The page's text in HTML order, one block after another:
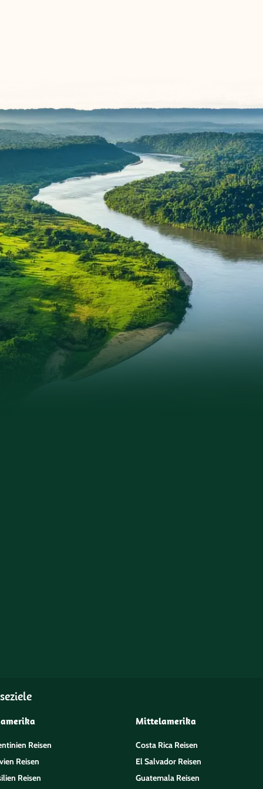
Reisen
Reisen
Reisen
Mittelamerika
Costa Rica Reisen
El Salvador Reisen
Guatemala Reisen